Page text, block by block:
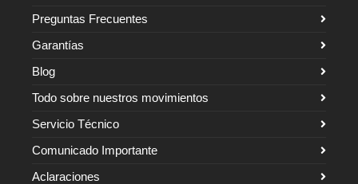
Preguntas Frecuentes
Garantías
Blog
Todo sobre nuestros movimientos
Servicio Técnico
Comunicado Importante
Aclaraciones